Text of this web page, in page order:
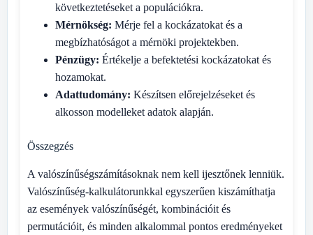
következtetéseket a populációkra.
Mérnökség: Mérje fel a kockázatokat és a
megbízhatóságot a mérnöki projektekben.
Pénzügy: Értékelje a befektetési kockázatokat és
hozamokat.
Adattudomány: Készítsen előrejelzéseket és
alkosson modelleket adatok alapján.
Összegzés
A valószínűségszámításoknak nem kell ijesztőnek lenniük.
Valószínűség-kalkulátorunkkal egyszerűen kiszámíthatja
az események valószínűségét, kombinációit és
permutációit, és minden alkalommal pontos eredményeket